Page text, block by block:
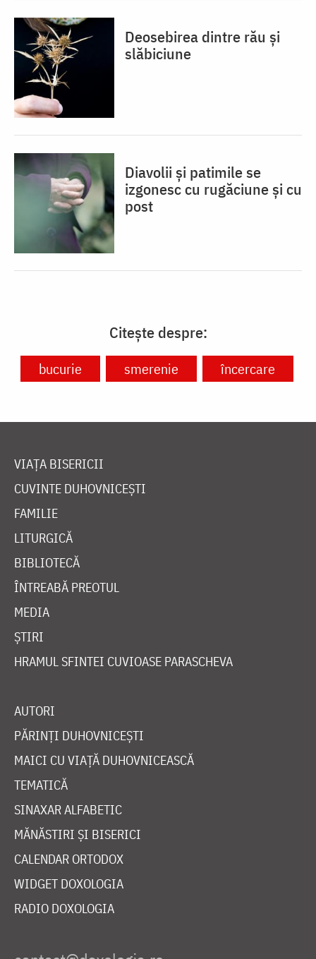
Deosebirea dintre rău și
slăbiciune
Diavolii și patimile se
izgonesc cu rugăciune și cu
post
Citește despre:
bucurie smerenie încercare
VIAȚA BISERICII
CUVINTE DUHOVNICEȘTI
FAMILIE
LITURGICĂ
BIBLIOTECĂ
ÎNTREABĂ PREOTUL
MEDIA
ȘTIRI
HRAMUL SFINTEI CUVIOASE PARASCHEVA
AUTORI
PĂRINȚI DUHOVNICEȘTI
MAICI CU VIAȚĂ DUHOVNICEASCĂ
TEMATICĂ
SINAXAR ALFABETIC
MĂNĂSTIRI ȘI BISERICI
CALENDAR ORTODOX
WIDGET DOXOLOGIA
RADIO DOXOLOGIA